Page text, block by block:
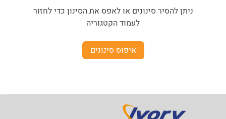
ניתן להסיר סינונים או לאפס את הסינון כדי לחזור
לעמוד הקטגוריה
איפוס סינונים